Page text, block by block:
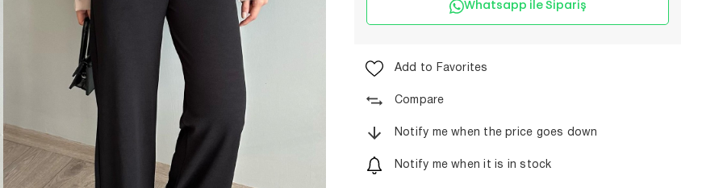
Whatsapp ile Sipariş
Add to Favorites
Compare
Notify me when the price goes down
Notify me when it is in stock